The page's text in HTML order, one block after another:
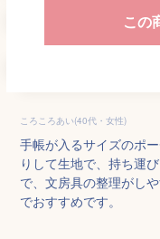
この
ころころあい(40代・女性)
手帳が入るサイズのポ
りして生地で、持ち運
で、文房具の整理がし
でおすすめです。